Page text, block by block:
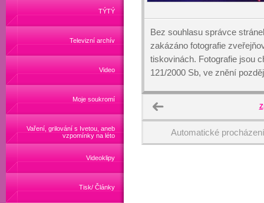
TÝTÝ
Televizní archív
Video
Moje soukromí
Vaření, grilování s Ivetou, aneb
vzpomínky na léto
Videoklipy
Tisk/ Články
Bez souhlasu správce
zakázáno fotografie
tiskovinách. Fotografie jsou
121/2000 Sb, ve znění
Automatické